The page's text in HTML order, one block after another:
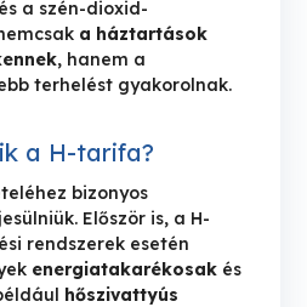
a szén-dioxid-
a háztartások
, hanem a
terhelést gyakorolnak.
a H-tarifa?
bizonyos
Először is, a H-
rendszerek esetén
energiatakarékosakés
hőszivattyús